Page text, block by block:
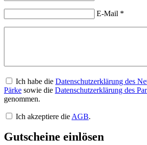
E-Mail *
Ich habe die Datenschutzerklärung des
Pärke sowie die Datenschutzerklärung des
genommen.
Ich akzeptiere die AGB.
Gutscheine einlösen